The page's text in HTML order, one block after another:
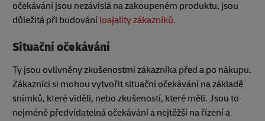
očekávání jsou nezávislá na zakoupeném produktu, jsou
důležitá při budování loajality zákazníků.
Situační očekávání
Ty jsou ovlivněny zkušenostmi zákazníka před a po nákupu.
Zákazníci si mohou vytvořit situační očekávání na základě
snímků, které viděli, nebo zkušeností, které měli. Jsou to
nejméně předvídatelná očekávání a nejtěžší na řízení a